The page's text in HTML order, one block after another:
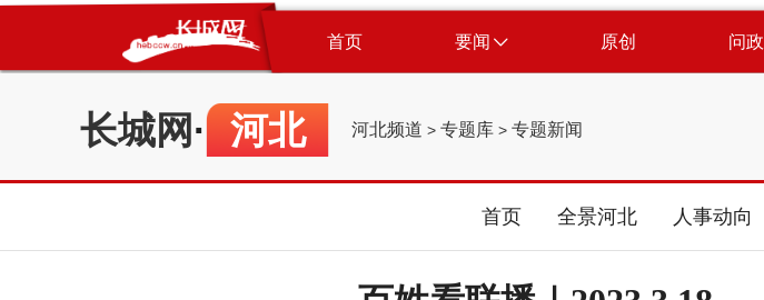
首页 要闻 原创 问政
长城网 · 河北 河北频道 > 专题库 > 专题新闻
首页 全景河北 人事动向